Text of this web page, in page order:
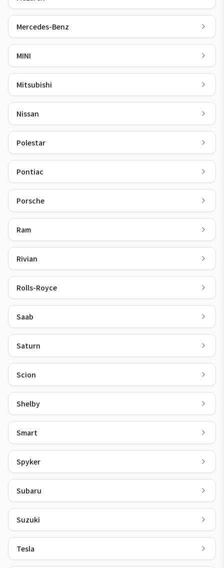
Mercedes-Benz
MINI
Mitsubishi
Nissan
Polestar
Pontiac
Porsche
Ram
Rivian
Rolls-Royce
Saab
Saturn
Scion
Shelby
Smart
Spyker
Subaru
Suzuki
Tesla